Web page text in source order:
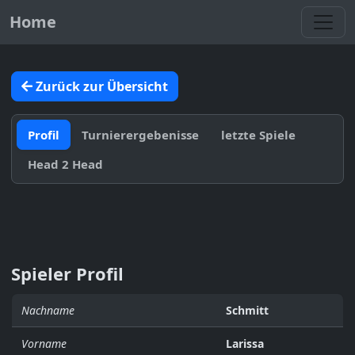
Home
Zurück zur Übersicht
Profil Turnierergebenisse
letzte Spiele
Head 2 Head
Spieler Profil
Nachname Schmitt
Vorname Larissa